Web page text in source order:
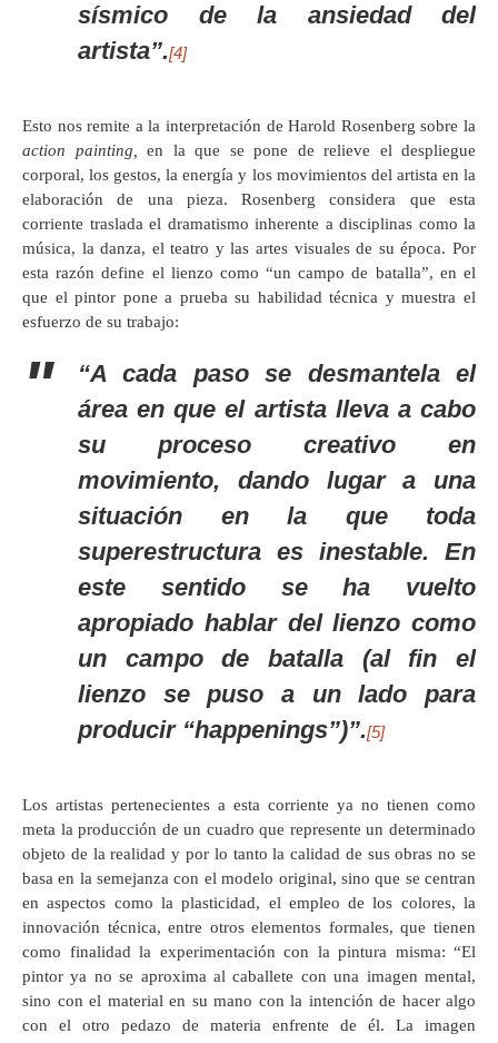
sísmico de la ansiedad del
artista”.[4]
Esto nos remite a la interpretación de Harold Rosenberg sobre la
action painting, en la que se pone de relieve el despliegue
corporal, los gestos, la energía y los movimientos del artista en la
elaboración de una pieza. Rosenberg considera que esta
corriente traslada el dramatismo inherente a disciplinas como la
música, la danza, el teatro y las artes visuales de su época. Por
esta razón define el lienzo como “un campo de batalla”, en el
que el pintor pone a prueba su habilidad técnica y muestra el
esfuerzo de su trabajo:
“A cada paso se desmantela el
área en que el artista lleva a cabo
su proceso creativo en
movimiento, dando lugar a una
situación en la que toda
superestructura es inestable. En
este sentido se ha vuelto
apropiado hablar del lienzo como
un campo de batalla (al fin el
lienzo se puso a un lado para
producir “happenings”)”.[5]
Los artistas pertenecientes a esta corriente ya no tienen como
meta la producción de un cuadro que represente un determinado
objeto de la realidad y por lo tanto la calidad de sus obras no se
basa en la semejanza con el modelo original, sino que se centran
en aspectos como la plasticidad, el empleo de los colores, la
innovación técnica, entre otros elementos formales, que tienen
como finalidad la experimentación con la pintura misma: “El
pintor ya no se aproxima al caballete con una imagen mental,
sino con el material en su mano con la intención de hacer algo
con el otro pedazo de materia enfrente de él. La imagen